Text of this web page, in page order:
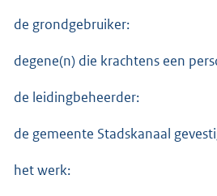
de grondgebruiker:
degene(n) die krachtens een
de leidingbeheerder:
de gemeente Stadskanaal
het werk: